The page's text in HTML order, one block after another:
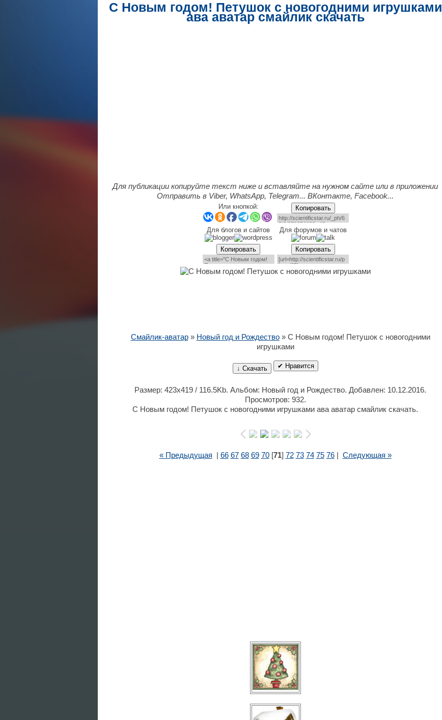
С Новым годом! Петушок с новогодними игрушками
ава аватар смайлик скачать
Для публикации копируйте текст ниже и вставляйте на нужном сайте или в приложении
Отправить в Viber, WhatsApp, Telegram... ВКонтакте, Facebook...
Или кнопкой: Копировать
Для блогов и сайтов Для форумов и чатов
Копировать Копировать
Смайлик-аватар» Новый год и Рождество» С Новым годом! Петушок с новогодними
игрушками
↓ Скачать ✔ Нравится
Размер: 423x419 / 116.5Kb. Альбом: Новый год и Рождество. Добавлен: 10.12.2016.
Просмотров: 932.
С Новым годом! Петушок с новогодними игрушками ава аватар смайлик скачать.
« Предыдущая 66 67 68 69 70[71] 72 73 74 75 76| Следующая »